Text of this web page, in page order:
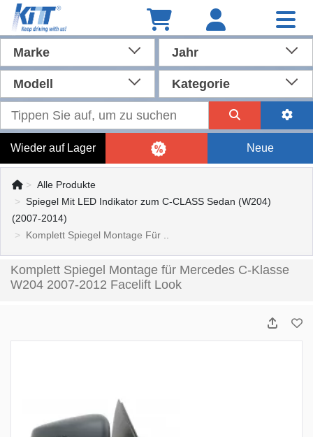
Marke Jahr
Modell Kategorie
Wieder auf Lager Neue
Alle Produkte
Spiegel Mit LED Indikator zum C-CLASS Sedan (W204)
(2007-2014)
Komplett Spiegel Montage Für ..
Komplett Spiegel Montage für Mercedes C-Klasse
W204 2007-2012 Facelift Look